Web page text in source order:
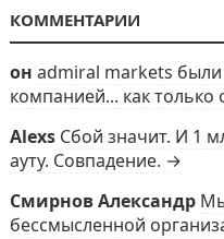
КОММЕНТАРИИ
он admiral markets
компанией... как только
Alexs Сбой значит. И 1
ауту. Совпадение. →
Смирнов Александр
бессмысленной